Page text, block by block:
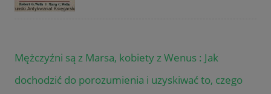
Mężczyźni są z Marsa, kobiety z Wenus : Jak
dochodzić do porozumienia i uzyskiwać to, czego